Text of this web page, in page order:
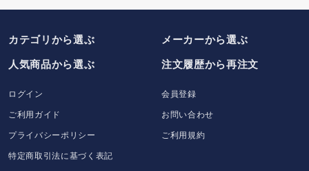
カテゴリから選ぶ メーカーから選ぶ
人気商品から選ぶ
注文履歴から再注文
ログイン
会員登録
ご利用ガイド
お問い合わせ
プライバシーポリシー
ご利用規約
特定商取引法に基づく表記